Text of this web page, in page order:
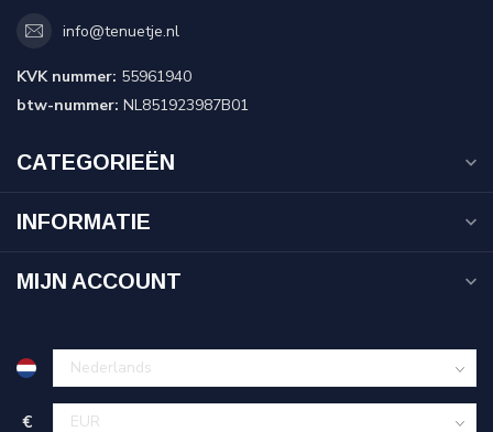
info@tenuetje.nl
KVK nummer: 55961940
btw-nummer: NL851923987B01
CATEGORIEËN
INFORMATIE
MIJN ACCOUNT
€